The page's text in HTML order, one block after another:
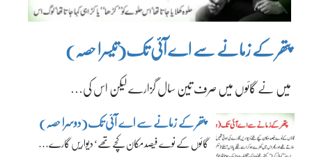
پتھر کے زمانے سے اے آئی تک(تیسرا حصہ)
میں نے گائوں میں صرف تین سال گزارے لیکن اس کی…
پتھر کے زمانے سے اے آئی تک(دوسرا حصہ)
گائوں کے نوے فیصد مکان کچے تھے‘ دیواریں گارے…